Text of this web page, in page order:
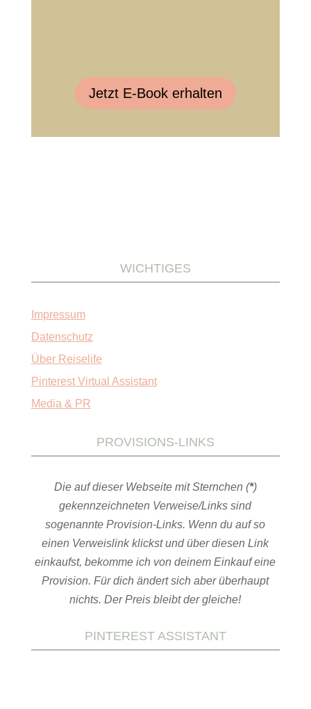
Jetzt E-Book erhalten
WICHTIGES
Impressum
Datenschutz
Über Reiselife
Pinterest Virtual Assistant
Media & PR
PROVISIONS-LINKS
Die auf dieser Webseite mit Sternchen (*)
gekennzeichneten Verweise/Links sind
sogenannte Provision-Links. Wenn du auf so
einen Verweislink klickst und über diesen Link
einkaufst, bekomme ich von deinem Einkauf eine
Provision. Für dich ändert sich aber überhaupt
nichts. Der Preis bleibt der gleiche!
PINTEREST ASSISTANT